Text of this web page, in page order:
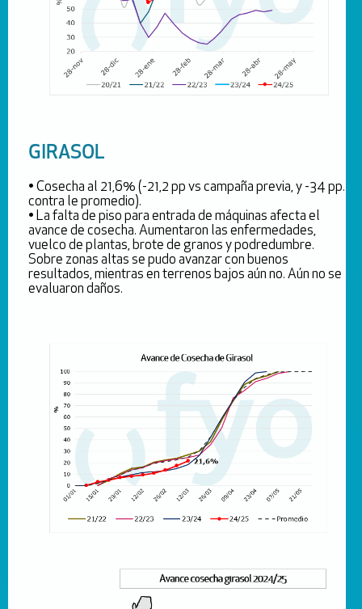
GIRASOL
• Cosecha al 21,6% (-21,2 pp vs campaña previa, y -34 pp.
contra le promedio).
• La falta de piso para entrada de máquinas afecta el
avance de cosecha. Aumentaron las enfermedades,
vuelco de plantas, brote de granos y podredumbre.
Sobre zonas altas se pudo avanzar con buenos
resultados, mientras en terrenos bajos aún no. Aún no se
evaluaron daños.